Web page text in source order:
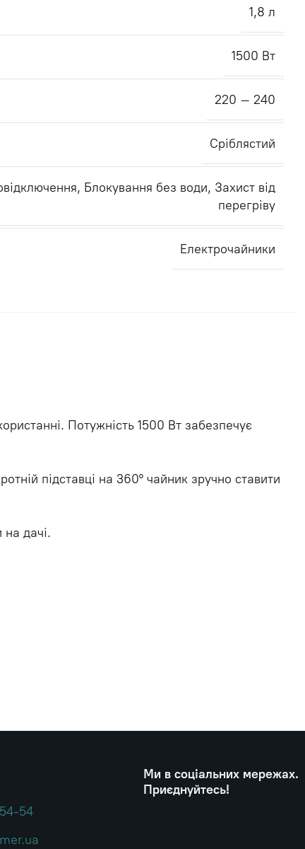
1,8 л
1500 Вт
220 – 240
Сріблястий
, Блокування без води, Захист від
перегріву
Електрочайники
Потужність 1500 Вт забезпечує
підставці на 360° чайник зручно ставити
дачі.
54
Ми в соціальних мережах.
Приєднуйтесь!